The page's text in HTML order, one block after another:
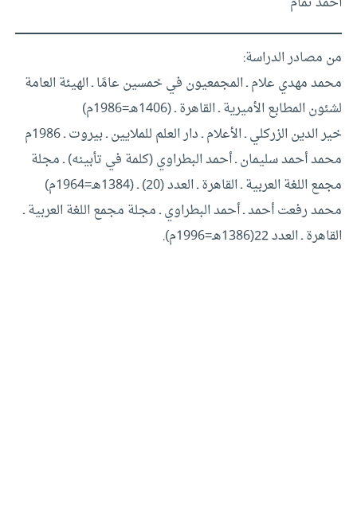
من مصادر الدراسة:
محمد مهدي علام ـ المجمعيون في خمسين عامًا ـ الهيئة العامة
لشئون المطابع الأميرية ـ القاهرة ـ (1406هـ=1986م)
خير الدين الزركلي ـ الأعلام ـ دار العلم للملايين ـ بيروت ـ 1986م
محمد أحمد سليمان ـ أحمد البطراوي (كلمة في تأبينه) ـ مجلة
مجمع اللغة العربية ـ القاهرة ـ العدد (20) ـ (1384هـ=1964م)
محمد رفعت أحمد ـ أحمد البطراوي ـ مجلة مجمع اللغة العربية ـ
القاهرة ـ العدد 22(1386هـ=1996م).